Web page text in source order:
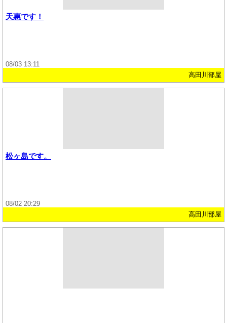
天惠です！
08/03 13:11
高田川部屋
松ヶ島です。
08/02 20:29
高田川部屋